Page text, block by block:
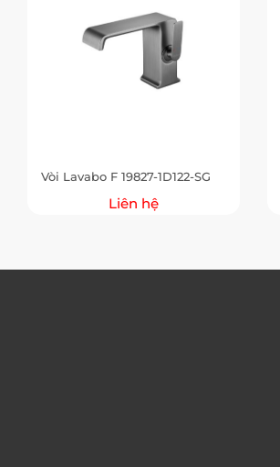
Vòi Lavabo F 19827-1D122-SG
Liên hệ